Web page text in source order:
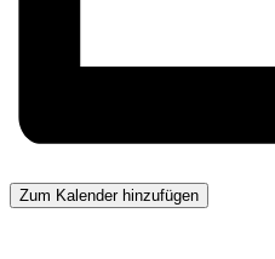
Zum Kalender hinzufügen